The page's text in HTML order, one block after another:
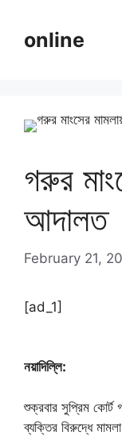
contentonline
গরুর
আদালত
February 21,
[ad_1]
নয়াদিল্লি:
শুক্রবার সুপ্রিম
ব্যক্তির বিরুদ্ধে